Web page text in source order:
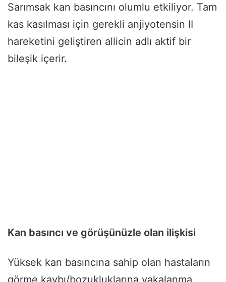
Sarımsak kan basıncını olumlu etkiliyor. Tam
kas kasılması için gerekli anjiyotensin II
hareketini geliştiren allicin adlı aktif bir
bileşik içerir.
Kan basıncı ve görüşünüzle olan ilişkisi
Yüksek kan basıncına sahip olan hastaların
görme kaybı/bozukluklarına yakalanma